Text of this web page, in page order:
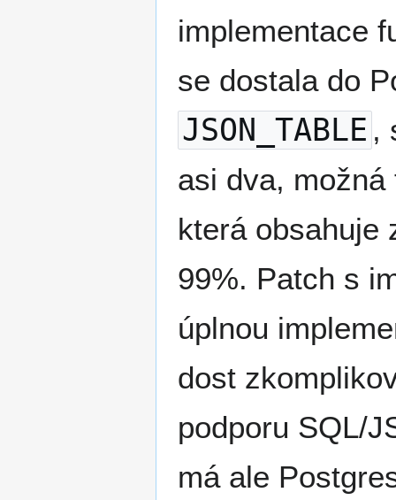
implementace
se dostala do
JSON_TABLE ,
asi dva,
která obsahuje
99%. Patch s
úplnou
dost
podporu SQL/
má ale